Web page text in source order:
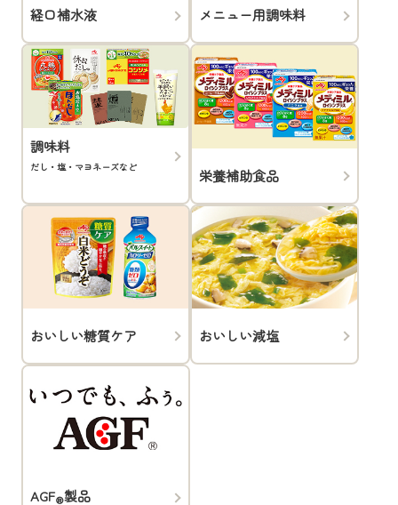
経口補水液 メニュー用調味料
調味料
だし・塩・マヨネーズなど 栄養補助食品
おいしい糖質ケア おいしい減塩
AGF®製品